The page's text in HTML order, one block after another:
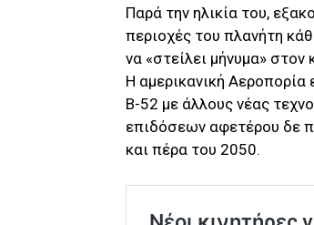
Παρά την ηλικία του,
περιοχές του πλανήτη
να «στείλει μήνυμα» στον
Η αμερικανική Αεροπορία
Β-52 με άλλους νέας
επιδόσεων αφετέρου δε
και πέρα του 2050.